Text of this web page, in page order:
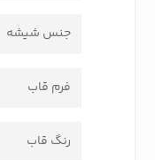
جنس شیشه
فرم قاب
رنگ قاب